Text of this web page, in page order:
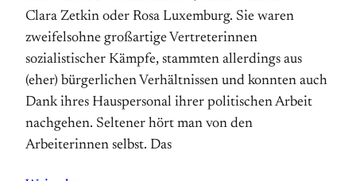
Clara Zetkin oder Rosa Luxemburg. Sie waren
zweifelsohne großartige Vertreterinnen
sozialistischer Kämpfe, stammten allerdings aus
(eher) bürgerlichen Verhältnissen und konnten auch
Dank ihres Hauspersonal ihrer politischen Arbeit
nachgehen. Seltener hört man von den
Arbeiterinnen selbst. Das